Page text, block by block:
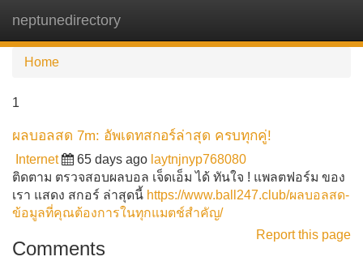
neptunedirectory
Home
1
ผลบอลสด 7m: อัพเดทสกอร์ล่าสุด ครบทุกคู่!
Internet 65 days ago laytnjnyp768080
ติดตาม ตรวจสอบผลบอล เจ็ดเอ็ม ได้ ทันใจ ! แพลตฟอร์ม ของ
เรา แสดง สกอร์ ล่าสุดนี้ https://www.ball247.club/ผลบอลสด-
ข้อมูลที่คุณต้องการในทุกแมตช์สำคัญ/
Report this page
Comments